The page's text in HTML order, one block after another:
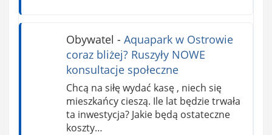
Obywatel - Aquapark w Ostrowie
coraz bliżej? Ruszyły NOWE
konsultacje społeczne
Chcą na siłę wydać kasę , niech się
mieszkańcy cieszą. Ile lat będzie trwała
ta inwestycja? Jakie będą ostateczne
koszty…